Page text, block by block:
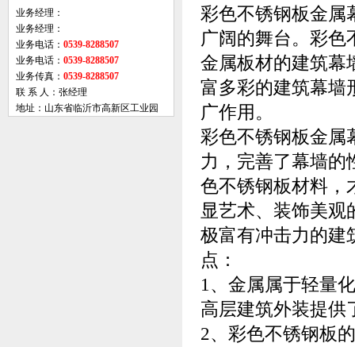
业务经理：
业务经理：
业务电话： 0539-8288507
业务电话： 0539-8288507
业务传真： 0539-8288507
联 系 人：张经理
地址：山东省临沂市高新区工业园
彩色不锈钢板金属
广阔的舞台。彩色
金属板材的建筑幕
富多彩的建筑幕墙
广作用。
彩色不锈钢板金属
力，完善了幕墙的
色不锈钢板材料，
显艺术、装饰美观
极富有冲击力的建
点：
1、金属属于轻量
高层建筑外装提供
2、彩色不锈钢板